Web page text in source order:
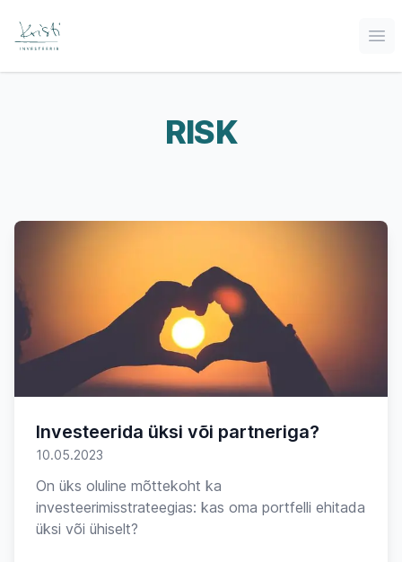
RISK
Investeerida üksi või partneriga?
10.05.2023
On üks oluline mõttekoht ka
investeerimisstrateegias: kas oma portfelli ehitada
üksi või ühiselt?